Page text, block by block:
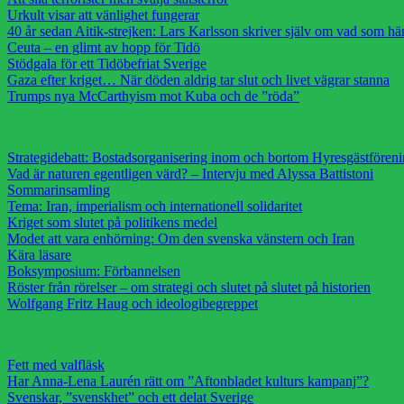
Urkult visar att vänlighet fungerar
40 år sedan Aitik-strejken: Lars Karlsson skriver själv om vad som
Ceuta – en glimt av hopp för Tidö
Stödgala för ett Tidöbefriat Sverige
Gaza efter kriget… När döden aldrig tar slut och livet vägrar stanna
Trumps nya McCarthyism mot Kuba och de ”röda”
Strategidebatt: Bostadsorganisering inom och bortom
Vad är naturen egentligen värd? – Intervju med Alyssa Battistoni
Sommarinsamling
Tema: Iran, imperialism och internationell solidaritet
Kriget som slutet på politikens medel
Modet att vara enhörning: Om den svenska vänstern och Iran
Kära läsare
Boksymposium: Förbannelsen
Röster från rörelser – om strategi och slutet på slutet på historien
Wolfgang Fritz Haug och ideologibegreppet
Fett med valfläsk
Har Anna-Lena Laurén rätt om ”Aftonbladet kulturs kampanj”?
Svenskar, ”svenskhet” och ett delat Sverige